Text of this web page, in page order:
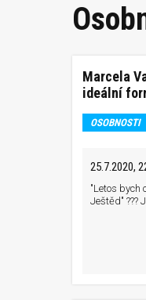
Marcela
ideální
OSOBNOSTI
25.7.2020,
"Letos bych
Ještěd" ???